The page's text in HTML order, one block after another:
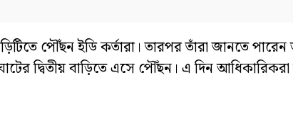
পৌঁছন ইডি কর্তারা। তারপর তাঁরা জানতে পারেন
দ্বিতীয় বাড়িতে এসে পৌঁছন। এ দিন